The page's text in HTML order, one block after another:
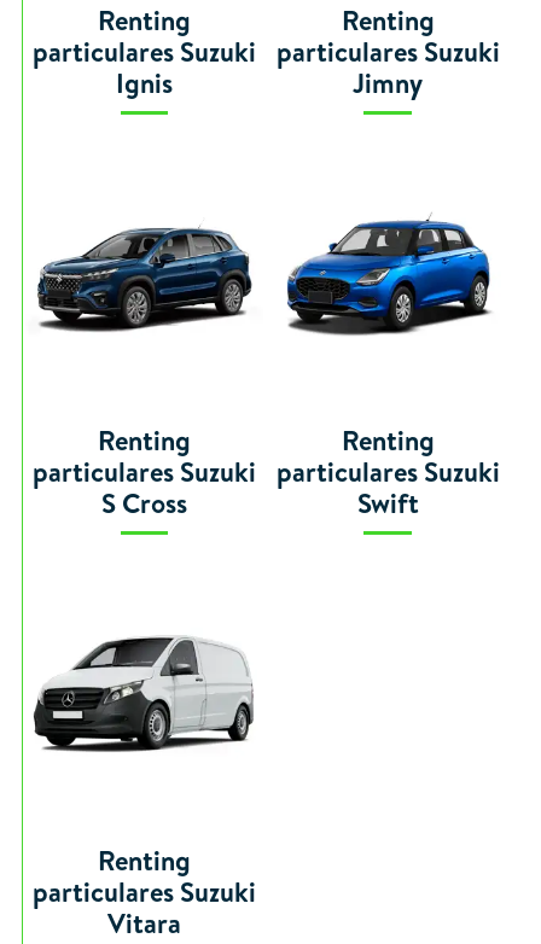
Renting
particulares Suzuki
Ignis
Renting
particulares Suzuki
Jimny
Renting
particulares Suzuki
S Cross
Renting
particulares Suzuki
Swift
Renting
particulares Suzuki
Vitara